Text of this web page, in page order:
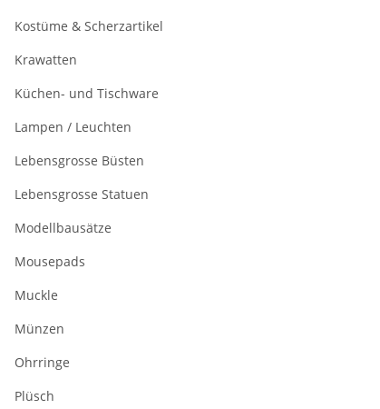
Kostüme & Scherzartikel
Krawatten
Küchen- und Tischware
Lampen / Leuchten
Lebensgrosse Büsten
Lebensgrosse Statuen
Modellbausätze
Mousepads
Muckle
Münzen
Ohrringe
Plüsch